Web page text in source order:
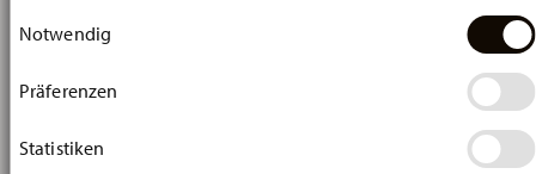
Cookie-Erklärung oder durch Klicken auf das Privacy
Trigger Symbol ändern oder widerrufen
Wenn Sie es erlauben, würden wir auch gerne:
erfassen, welche bis auf einige Meter genau sein
Notwendig
Präferenzen
Statistiken
Farm Life von Hutschenreuther
charmantes, verspieltes Arrangement in
Biskuit-Porzellan